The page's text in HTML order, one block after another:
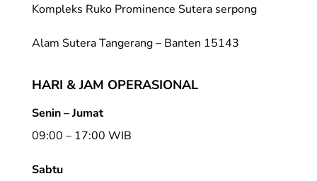
Kompleks Ruko Prominence Sutera serpong
Alam Sutera Tangerang – Banten 15143
HARI & JAM OPERASIONAL
Senin – Jumat
09:00 – 17:00 WIB
Sabtu